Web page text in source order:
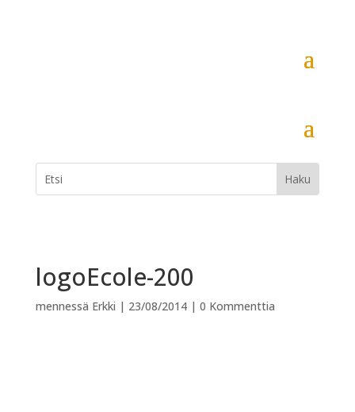
logoEcole-200
mennessä Erkki | 23/08/2014| 0 Kommenttia